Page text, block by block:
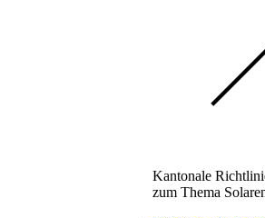
Kantonale
zum Thema